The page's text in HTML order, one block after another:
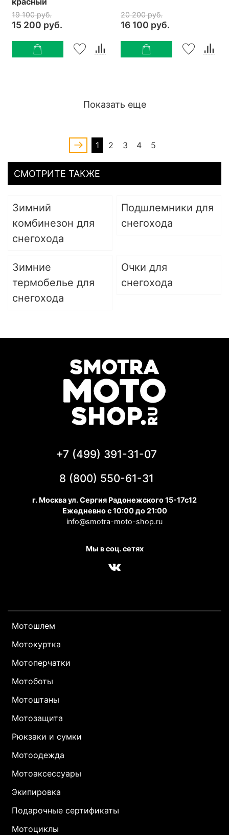
19 100 руб.
15 200 руб.
20 200 руб.
16 100 руб.
Показать еще
1 2 3 4 5
СМОТРИТЕ ТАКЖЕ
Зимний
комбинезон для
снегохода
Подшлемники для
снегохода
Зимние
термобелье для
снегохода
Очки для
снегохода
Мотошлем
Мотокуртка
Мотоперчатки
Мотоботы
Мотоштаны
Мотозащита
Рюкзаки и сумки
Мотоодежда
Мотоаксессуары
Экипировка
Подарочные сертификаты
Мотоциклы
+7 (499) 391-31-07
8 (800) 550-61-31
г. Москва ул. Сергия Радонежского 15-17с12
Ежедневно с 10:00 до 21:00
info@smotra-moto-shop.ru
Мы в соц. сетях